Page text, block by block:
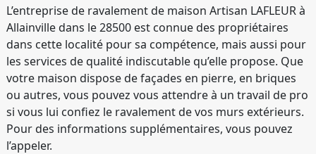
L’entreprise de ravalement de maison Artisan LAFLEUR à
Allainville dans le 28500 est connue des propriétaires
dans cette localité pour sa compétence, mais aussi pour
les services de qualité indiscutable qu’elle propose. Que
votre maison dispose de façades en pierre, en briques
ou autres, vous pouvez vous attendre à un travail de pro
si vous lui confiez le ravalement de vos murs extérieurs.
Pour des informations supplémentaires, vous pouvez
l’appeler.